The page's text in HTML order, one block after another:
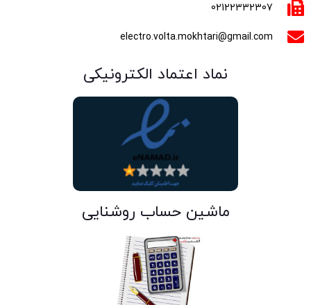
02122332307
electro.volta.mokhtari@gmail.com
نماد اعتماد الکترونیکی
ماشین حساب روشنایی